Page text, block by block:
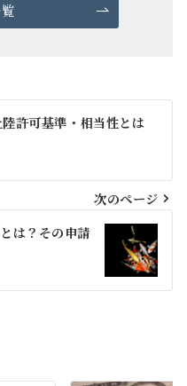
許可基準・相当性とは
次のページ
は？その申請